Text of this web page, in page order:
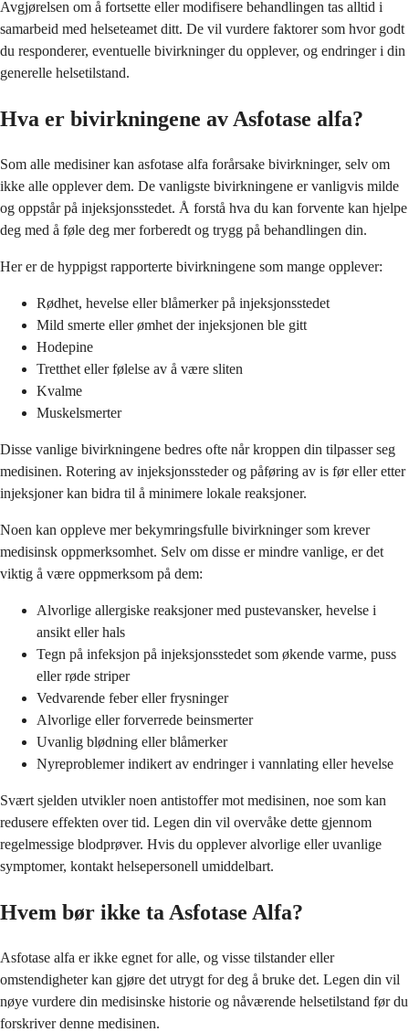
Avgjørelsen om å fortsette eller modifisere behandlingen tas alltid i
samarbeid med helseteamet ditt. De vil vurdere faktorer som hvor godt
du responderer, eventuelle bivirkninger du opplever, og endringer i din
generelle helsetilstand.
Hva er bivirkningene av Asfotase alfa?
Som alle medisiner kan asfotase alfa forårsake bivirkninger, selv om
ikke alle opplever dem. De vanligste bivirkningene er vanligvis milde
og oppstår på injeksjonsstedet. Å forstå hva du kan forvente kan hjelpe
deg med å føle deg mer forberedt og trygg på behandlingen din.
Her er de hyppigst rapporterte bivirkningene som mange opplever:
Rødhet, hevelse eller blåmerker på injeksjonsstedet
Mild smerte eller ømhet der injeksjonen ble gitt
Hodepine
Tretthet eller følelse av å være sliten
Kvalme
Muskelsmerter
Disse vanlige bivirkningene bedres ofte når kroppen din tilpasser seg
medisinen. Rotering av injeksjonssteder og påføring av is før eller etter
injeksjoner kan bidra til å minimere lokale reaksjoner.
Noen kan oppleve mer bekymringsfulle bivirkninger som krever
medisinsk oppmerksomhet. Selv om disse er mindre vanlige, er det
viktig å være oppmerksom på dem:
Alvorlige allergiske reaksjoner med pustevansker, hevelse i
ansikt eller hals
Tegn på infeksjon på injeksjonsstedet som økende varme, puss
eller røde striper
Vedvarende feber eller frysninger
Alvorlige eller forverrede beinsmerter
Uvanlig blødning eller blåmerker
Nyreproblemer indikert av endringer i vannlating eller hevelse
Svært sjelden utvikler noen antistoffer mot medisinen, noe som kan
redusere effekten over tid. Legen din vil overvåke dette gjennom
regelmessige blodprøver. Hvis du opplever alvorlige eller uvanlige
symptomer, kontakt helsepersonell umiddelbart.
Hvem bør ikke ta Asfotase Alfa?
Asfotase alfa er ikke egnet for alle, og visse tilstander eller
omstendigheter kan gjøre det utrygt for deg å bruke det. Legen din vil
nøye vurdere din medisinske historie og nåværende helsetilstand før du
forskriver denne medisinen.